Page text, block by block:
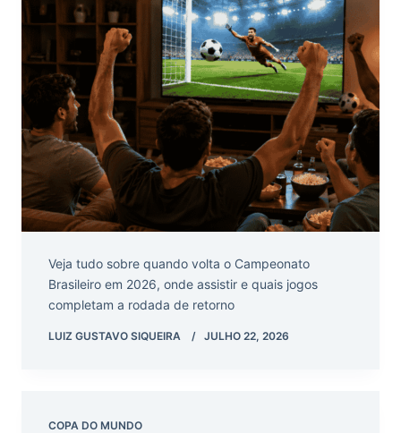
Veja tudo sobre quando volta o Campeonato
Brasileiro em 2026, onde assistir e quais jogos
completam a rodada de retorno
LUIZ GUSTAVO SIQUEIRA JULHO 22, 2026
COPA DO MUNDO